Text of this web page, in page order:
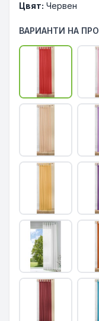
Цвят: Червен
ВАРИАНТИ НА